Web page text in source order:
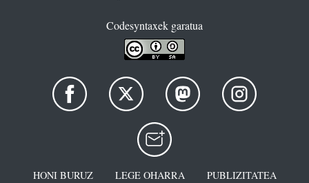
Codesyntaxek garatua
HONI BURUZ LEGE OHARRA
PUBLIZITATEA